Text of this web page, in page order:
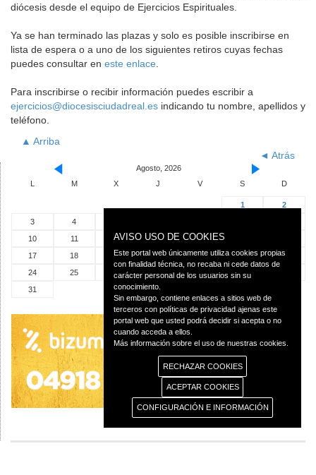
diócesis desde el equipo de Ejercicios Espirituales.
Ya se han terminado las plazas y solo es posible inscribirse en
lista de espera o a uno de los siguientes retiros cuyas fechas
puedes consultar en este enlace
Para inscribirse o recibir información puedes escribir a
ejercicios@diocesisciudadreal.es indicando tu nombre, apellidos y
teléfono.
▲ Arriba
◄ Atrás
Agosto, 2026
L
M X J V S D
1
2
3
4
10
11 12 13 14
17
18 19 20 21 22
23
24
25 26 27 28 29
31
AVISO USO DE COOKIES
Este portal web únicamente utiliza cookies propias
con finalidad técnica, no recaba ni cede datos de
carácter personal de los usuarios sin su
conocimiento.
Sin embargo, contiene enlaces a sitios web de
terceros con políticas de privacidad ajenas este
portal web que usted podrá decidir si acepta o no
cuando acceda a ellos.
Más información sobre el uso de nuestras cookies.
RECHAZAR COOKIES
ACEPTAR COOKIES
CONFIGURACIÓN E INFORMACIÓN